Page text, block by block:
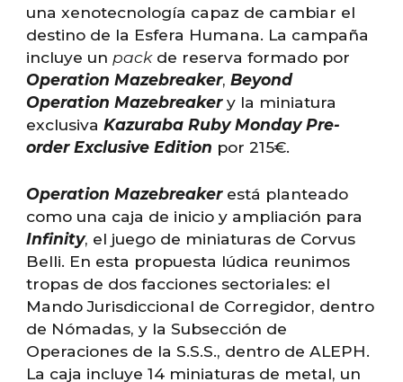
una xenotecnología capaz de cambiar el
destino de la Esfera Humana. La campaña
incluye un pack de reserva formado por
Operation Mazebreaker,Beyond
Operation Mazebreakery la miniatura
exclusivaKazuraba Ruby Monday Pre-
order Exclusive Edition por 215€.
Operation Mazebreakerestá planteado
como una caja de inicio y ampliación para
Infinity, el juego de miniaturas de Corvus
Belli. En esta propuesta lúdica reunimos
tropas de dos facciones sectoriales: el
Mando Jurisdiccional de Corregidor, dentro
de Nómadas, y la Subsección de
Operaciones de la S.S.S., dentro de ALEPH.
La caja incluye 14 miniaturas de metal, un